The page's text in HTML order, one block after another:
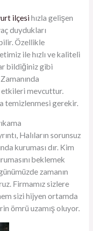
ilçesihızla gelişen
duydukları
Özellikle
ile hızlı ve kaliteli
bildiğiniz gibi
etkileri mevcuttur.
temizlenmesi gerekir.
Halıların sorunsuz
kuruması dır. Kim
beklemek
zamanın
Firmamız sizlere
sizi hijyen ortamda
ömrü uzamış oluyor.